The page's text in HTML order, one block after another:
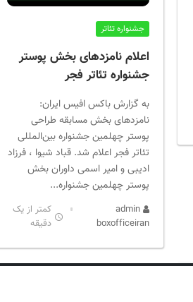
جشنواره تئاتر
اعلام نامزدهای بخش پوستر
جشنواره تئاتر فجر
به گزارش باکس افیس ایران:
نامزدهای بخش مسابقه طراحی
پوستر چهلمین جشنواره بین‌المللی
تئاتر فجر اعلام شد. قباد شیوا ، فرزاد
ادیبی و امیر اسمی داوران بخش
پوستر چهلمین جشنواره...
admin
boxofficeiran
کمتر از یک
دقیقه